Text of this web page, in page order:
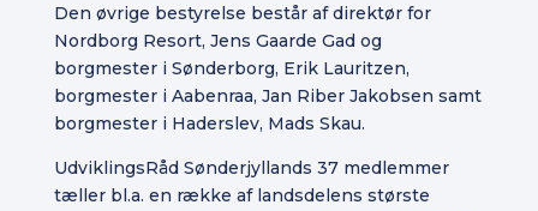
Den øvrige bestyrelse består af direktør for
Nordborg Resort, Jens Gaarde Gad og
borgmester i Sønderborg, Erik Lauritzen,
borgmester i Aabenraa, Jan Riber Jakobsen samt
borgmester i Haderslev, Mads Skau.
UdviklingsRåd Sønderjyllands 37 medlemmer
tæller bl.a. en række af landsdelens største